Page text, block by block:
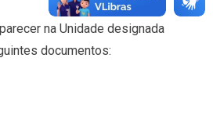
na Unidade designada
documentos: